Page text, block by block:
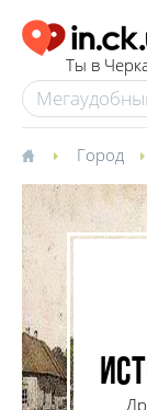
Ты в
Город